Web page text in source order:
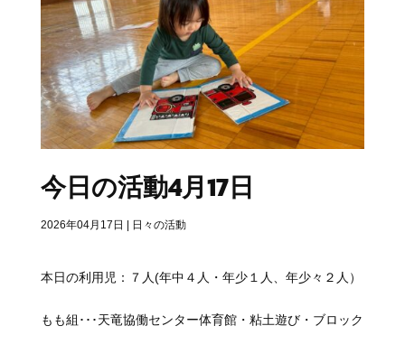
今日の活動4月17日
2026年04月17日 日々の活動
本日の利用児：７人(年中４人・年少１人、年少々２人）
もも組･･･天竜協働センター体育館・粘土遊び・ブロック